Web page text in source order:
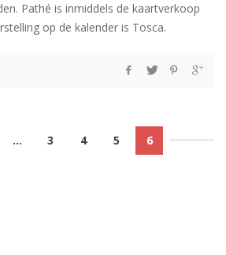
Pathé is inmiddels de kaartverkoop
op de kalender is Tosca.
… 3 4 5 6